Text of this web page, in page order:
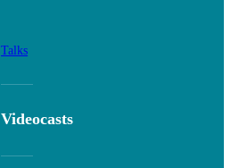
Talks
Videocasts